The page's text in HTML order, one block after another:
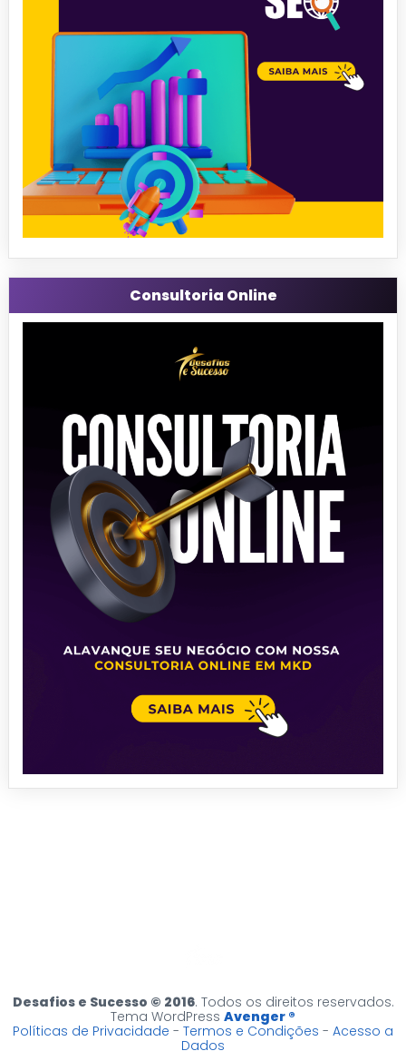
Consultoria Online
Desafios e Sucesso © 2016. Todos os direitos reservados.
Tema WordPress Avenger ®
Políticas de Privacidade - Termos e Condições - Acesso a
Dados